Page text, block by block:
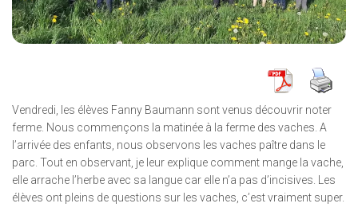
Vendredi, les élèves Fanny Baumann sont venus découvrir noter
ferme. Nous commençons la matinée à la ferme des vaches. A
l’arrivée des enfants, nous observons les vaches paître dans le
parc. Tout en observant, je leur explique comment mange la vache,
elle arrache l’herbe avec sa langue car elle n’a pas d’incisives. Les
élèves ont pleins de questions sur les vaches, c’est vraiment super.